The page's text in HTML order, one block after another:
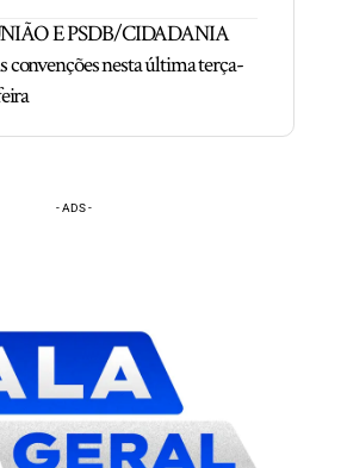
E PSDB/CIDADANIA
convenções nesta última terça-
- ADS -